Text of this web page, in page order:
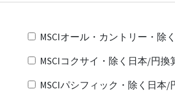
MSCIオール・カントリー・除
MSCIコクサイ・除く日本/円換
MSCIパシフィック・除く日本/